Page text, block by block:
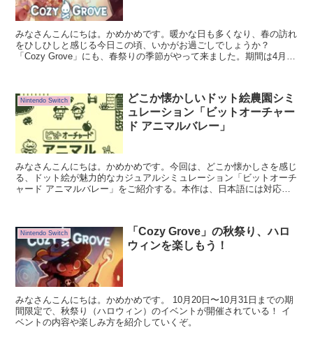
みなさんこんにちは。かめかめです。暖かな日も多くなり、春の訪れ
をひしひしと感じる今日この頃、いかがお過ごしでしょうか？
「Cozy Grove」にも、春祭りの季節がやって来ました。期間は4月27
Nintendo Switch
どこか懐かしいドット絵農園シミ
ュレーション「ビットオーチャー
ド アニマルバレー」
みなさんこんにちは。かめかめです。今回は、どこか懐かしさを感じ
る、ドット絵が魅力的なカジュアルシミュレーション「ビットオーチ
ャード アニマルバレー」をご紹介する。本作は、日本語には対応し
Nintendo Switch
「Cozy Grove」の秋祭り、ハロ
ウィンを楽しもう！
みなさんこんにちは。かめかめです。 10月20日〜10月31日までの期
間限定で、秋祭り（ハロウィン）のイベントが開催されている！ イ
ベントの内容や楽しみ方を紹介していくぞ。